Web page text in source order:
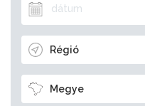
Régió
Megye